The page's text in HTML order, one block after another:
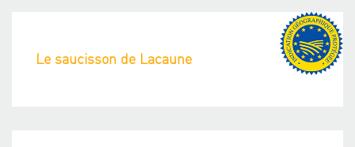
Le saucisson de Lacaune